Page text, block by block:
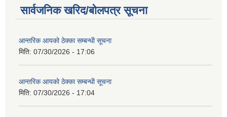
सार्वजनिक खरिद/बोलपत्र सूचना
आन्तरिक आयको ठेक्का सम्बन्धी सूचना
मिति: 07/30/2026 - 17:06
आन्तरिक आयको ठेक्का सम्बन्धी सूचना
मिति: 07/30/2026 - 17:04